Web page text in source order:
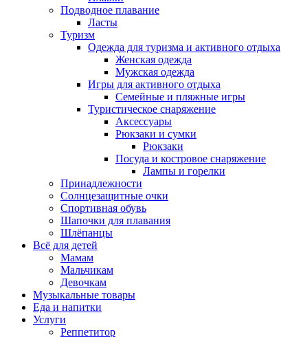
Подводное плавание
Ласты
Туризм
Одежда для туризма и активного отдыха
Женская одежда
Мужская одежда
Игры для активного отдыха
Семейные и пляжные игры
Туристическое снаряжение
Аксессуары
Рюкзаки и сумки
Рюкзаки
Посуда и костровое снаряжение
Лампы и горелки
Принадлежности
Солнцезащитные очки
Спортивная обувь
Шапочки для плавания
Шлёпанцы
Всё для детей
Мамам
Мальчикам
Девочкам
Музыкальные товары
Еда и напитки
Услуги
Реппетитор